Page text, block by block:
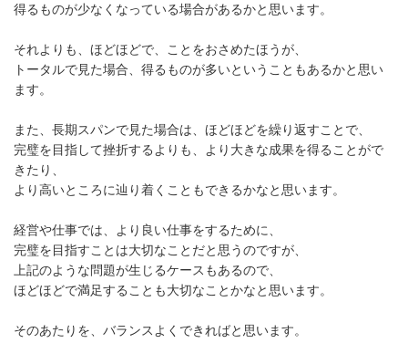
得るものが少なくなっている場合があるかと思います。
それよりも、ほどほどで、ことをおさめたほうが、
トータルで見た場合、得るものが多いということもあるかと思い
ます。
また、長期スパンで見た場合は、ほどほどを繰り返すことで、
完璧を目指して挫折するよりも、より大きな成果を得ることがで
きたり、
より高いところに辿り着くこともできるかなと思います。
経営や仕事では、より良い仕事をするために、
完璧を目指すことは大切なことだと思うのですが、
上記のような問題が生じるケースもあるので、
ほどほどで満足することも大切なことかなと思います。
そのあたりを、バランスよくできればと思います。